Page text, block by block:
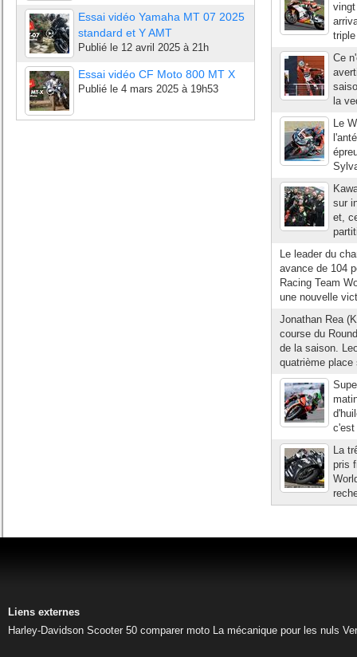
Essai vidéo Yamaha MT 07 2025
standard et Y AMT
Publié le 12 avril 2025 à 21h
Essai vidéo CF Moto 800 MT X
Publié le 4 mars 2025 à 19h53
Ce
la
Le
sur
et,
Le leader du
avance de 104
Racing Team
une nouvelle
Jonathan Rea
course du
de la saison.
quatrième
c'est
La
pris
Liens externes
Harley-Davidson Scooter 50 comparer moto La mécanique pour les nuls